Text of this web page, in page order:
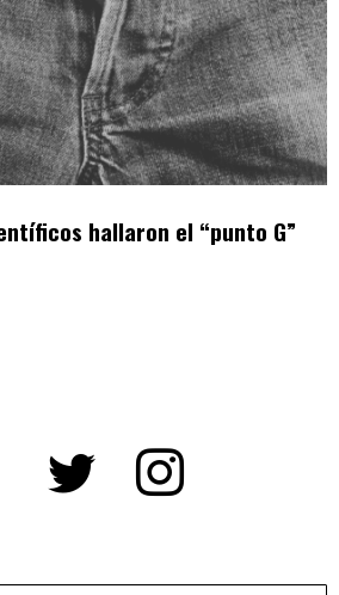
hallaron el “punto G”